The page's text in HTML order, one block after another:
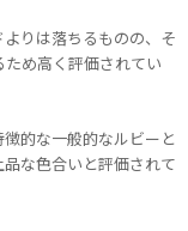
りは落ちるものの、そ
め高く評価されてい
的な一般的なルビーと
な色合いと評価されて